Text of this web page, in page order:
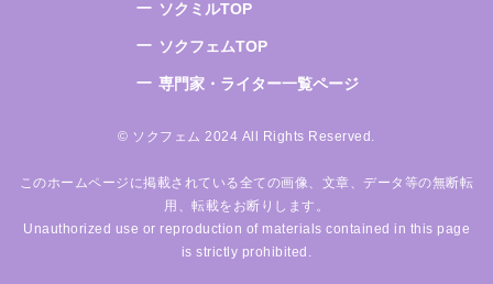
ソクミルTOP
ソクフェムTOP
専門家・ライター一覧ページ
© ソクフェム 2024 All Rights Reserved.
このホームページに掲載されている全ての画像、文章、データ等の無断転
用、転載をお断りします。
Unauthorized use or reproduction of materials contained in this page
is strictly prohibited.